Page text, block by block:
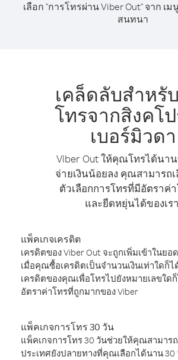
เลือก "การโทรผ่าน Viber Out" จาก เ
สนทนา
เคล็ดลับสำหรั
โทรจากสิงคโ
เบอร์มิวดา
Viber Out ให้คุณโทรได้นา
จ่ายเงินน้อยลง คุณสามารถ
ตัวเลือกการโทรที่มีอัตราค่
และยืดหยุ่นได้ของเร
แพ็คเกจเครดิต
เครดิตของ Viber Out จะถูกเพิ่มเข้าในย
เมื่อคุณซื้อเครดิตเป็นจำนวนเงินเท่าใดก็
เครดิตของคุณเพื่อโทรไปยังหมายเลขใด
อัตราค่าโทรที่ถูกมากของ Viber
แพ็คเกจการโทร 30 วัน
แพ็คเกจการโทร 30 วันช่วยให้คุณสามาร
ประเทศยังปลายทางที่คุณเลือกได้นาน 30